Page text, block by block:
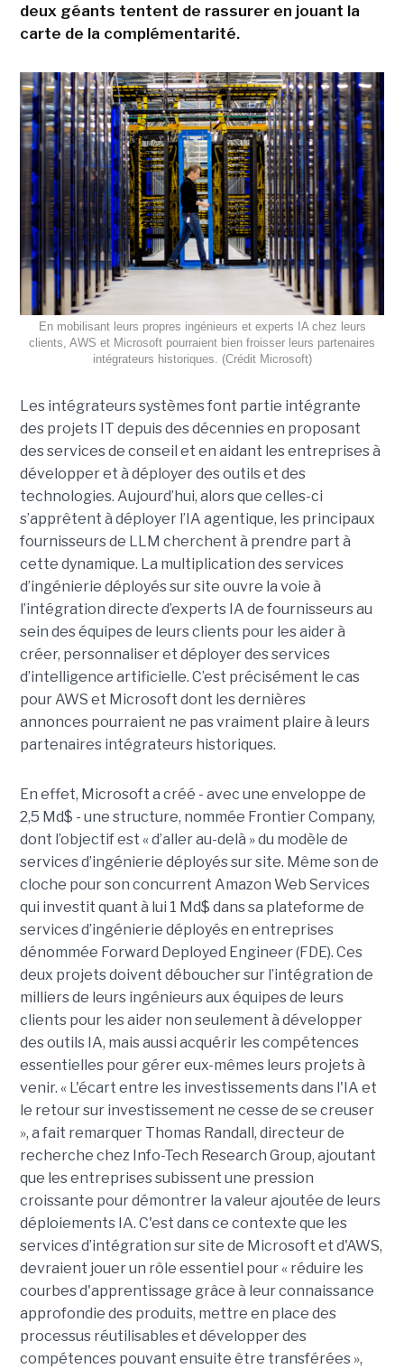
deux géants tentent de rassurer en jouant la
carte de la complémentarité.
En mobilisant leurs propres ingénieurs et experts IA chez leurs
clients, AWS et Microsoft pourraient bien froisser leurs partenaires
intégrateurs historiques. (Crédit Microsoft)
Les intégrateurs systèmes font partie intégrante
des projets IT depuis des décennies en proposant
des services de conseil et en aidant les entreprises à
développer et à déployer des outils et des
technologies. Aujourd’hui, alors que celles-ci
s’apprêtent à déployer l’IA agentique, les principaux
fournisseurs de LLM cherchent à prendre part à
cette dynamique. La multiplication des services
d’ingénierie déployés sur site ouvre la voie à
l’intégration directe d’experts IA de fournisseurs au
sein des équipes de leurs clients pour les aider à
créer, personnaliser et déployer des services
d’intelligence artificielle. C’est précisément le cas
pour AWS et Microsoft dont les dernières
annonces pourraient ne pas vraiment plaire à leurs
partenaires intégrateurs historiques.
En effet, Microsoft a créé - avec une enveloppe de
2,5 Md$ - une structure, nommée Frontier Company,
dont l’objectif est « d’aller au-delà » du modèle de
services d’ingénierie déployés sur site. Même son de
cloche pour son concurrent Amazon Web Services
qui investit quant à lui 1 Md$ dans sa plateforme de
services d’ingénierie déployés en entreprises
dénommée Forward Deployed Engineer (FDE). Ces
deux projets doivent déboucher sur l’intégration de
milliers de leurs ingénieurs aux équipes de leurs
clients pour les aider non seulement à développer
des outils IA, mais aussi acquérir les compétences
essentielles pour gérer eux-mêmes leurs projets à
venir. « L'écart entre les investissements dans l'IA et
le retour sur investissement ne cesse de se creuser
», a fait remarquer Thomas Randall, directeur de
recherche chez Info-Tech Research Group, ajoutant
que les entreprises subissent une pression
croissante pour démontrer la valeur ajoutée de leurs
déploiements IA. C'est dans ce contexte que les
services d’intégration sur site de Microsoft et d'AWS,
devraient jouer un rôle essentiel pour « réduire les
courbes d'apprentissage grâce à leur connaissance
approfondie des produits, mettre en place des
processus réutilisables et développer des
compétences pouvant ensuite être transférées »,